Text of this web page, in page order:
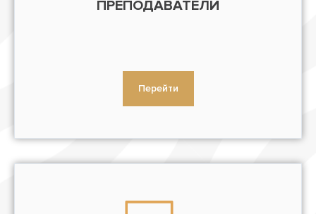
ПРЕПОДАВАТЕЛИ
Перейти